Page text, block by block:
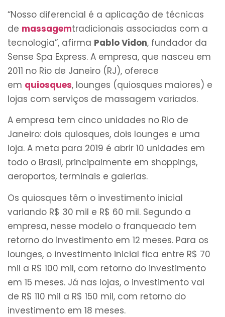
“Nosso diferencial é a aplicação de técnicas
de massagemtradicionais associadas com a
tecnologia”, afirma Pablo Vidon, fundador da
Sense Spa Express. A empresa, que nasceu em
2011 no Rio de Janeiro (RJ), oferece
em quiosques, lounges (quiosques maiores) e
lojas com serviços de massagem variados.
A empresa tem cinco unidades no Rio de
Janeiro: dois quiosques, dois lounges e uma
loja. A meta para 2019 é abrir 10 unidades em
todo o Brasil, principalmente em shoppings,
aeroportos, terminais e galerias.
Os quiosques têm o investimento inicial
variando R$ 30 mil e R$ 60 mil. Segundo a
empresa, nesse modelo o franqueado tem
retorno do investimento em 12 meses. Para os
lounges, o investimento inicial fica entre R$ 70
mil a R$ 100 mil, com retorno do investimento
em 15 meses. Já nas lojas, o investimento vai
de R$ 110 mil a R$ 150 mil, com retorno do
investimento em 18 meses.